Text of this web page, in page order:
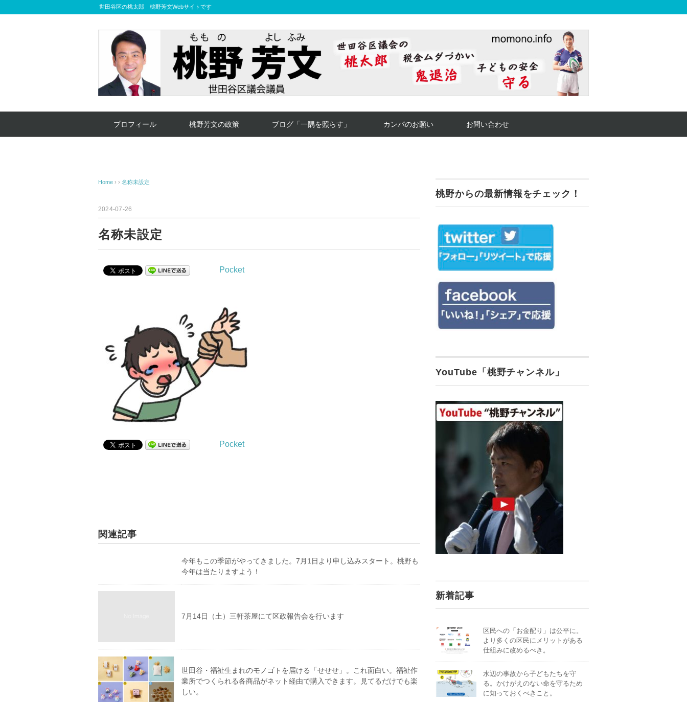
世田谷区の桃太郎 桃野芳文Webサイトです
プロフィール 桃野芳文の政策 ブログ「一隅を照らす」 カンパのお願い お問い合わせ
Home › › 名称未設定
2024-07-26
名称未設定
Pocket
Pocket
関連記事
今年もこの季節がやってきました。7月1日より申し込みスタート。桃野も
今年は当たりますよう！
7月14日（土）三軒茶屋にて区政報告会を行います
世田谷・福祉生まれのモノゴトを届ける「せせせ」。これ面白い。福祉作
業所でつくられる各商品がネット経由で購入できます。見てるだけでも楽
しい。
桃野からの最新情報をチェック！
YouTube「桃野チャンネル」
新着記事
区民への「お金配り」は公平に。
より多くの区民にメリットがある
仕組みに改めるべき。
水辺の事故から子どもたちを守
る。かけがえのない命を守るため
に知っておくべきこと。